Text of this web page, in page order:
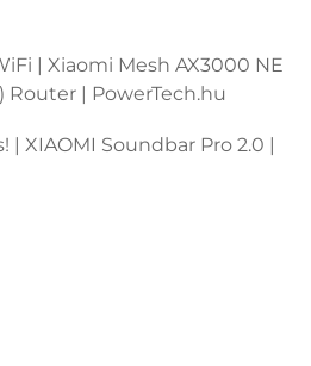
| Xiaomi Mesh AX3000 NE
Router | PowerTech.hu
XIAOMI Soundbar Pro 2.0 |